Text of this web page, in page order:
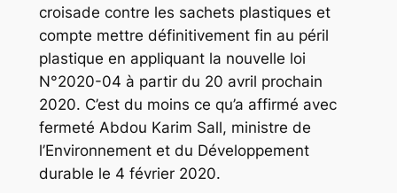
croisade contre les sachets plastiques et
compte mettre définitivement fin au péril
plastique en appliquant la nouvelle loi
N°2020-04 à partir du 20 avril prochain
2020. C’est du moins ce qu’a affirmé avec
fermeté Abdou Karim Sall, ministre de
l’Environnement et du Développement
durable le 4 février 2020.